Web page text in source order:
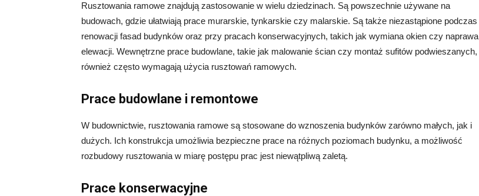
Rusztowania ramowe znajdują zastosowanie w wielu dziedzinach. Są powszechnie używane na
budowach, gdzie ułatwiają prace murarskie, tynkarskie czy malarskie. Są także niezastąpione podczas
renowacji fasad budynków oraz przy pracach konserwacyjnych, takich jak wymiana okien czy naprawa
elewacji. Wewnętrzne prace budowlane, takie jak malowanie ścian czy montaż sufitów podwieszanych,
również często wymagają użycia rusztowań ramowych.
Prace budowlane i remontowe
W budownictwie, rusztowania ramowe są stosowane do wznoszenia budynków zarówno małych, jak i
dużych. Ich konstrukcja umożliwia bezpieczne prace na różnych poziomach budynku, a możliwość
rozbudowy rusztowania w miarę postępu prac jest niewątpliwą zaletą.
Prace konserwacyjne